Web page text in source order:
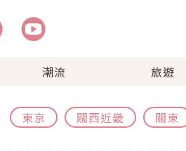
潮流 旅遊
東京 關西近畿 關東